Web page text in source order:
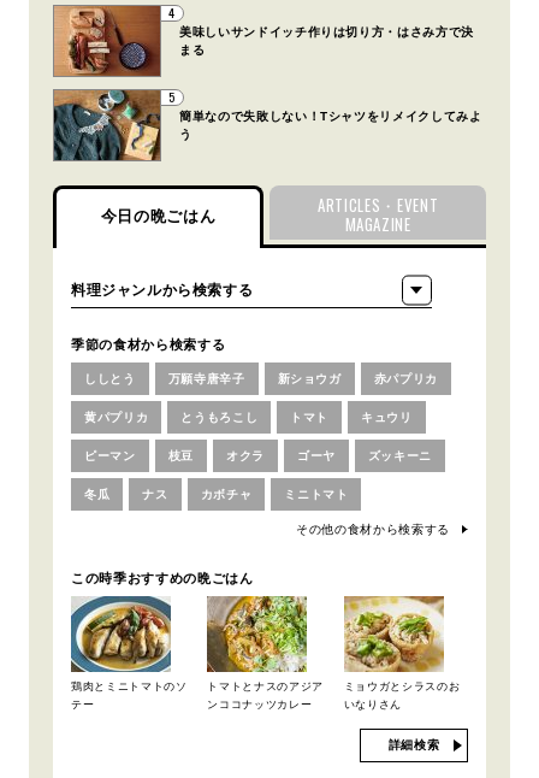
4
美味しいサンドイッチ作りは切り方・はさみ方で決
まる
5
簡単なので失敗しない！Tシャツをリメイクしてみよ
う
今日の晩ごはん
ARTICLES・EVENT
MAGAZINE
季節の食材から検索する
ししとう 万願寺唐辛子 新ショウガ 赤パプリカ
黄パプリカ とうもろこし トマト キュウリ
ピーマン 枝豆 オクラ ゴーヤ ズッキーニ
冬瓜 ナス カボチャ ミニトマト
その他の食材から検索する
この時季おすすめの晩ごはん
鶏肉とミニトマトのソ
テー
トマトとナスのアジア
ンココナッツカレー
ミョウガとシラスのお
いなりさん
詳細検索